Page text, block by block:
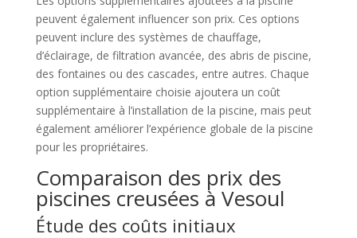
peuvent également influencer son prix. Ces options
peuvent inclure des systèmes de chauffage,
d’éclairage, de filtration avancée, des abris de piscine,
des fontaines ou des cascades, entre autres. Chaque
option supplémentaire choisie ajoutera un coût
supplémentaire à l’installation de la piscine, mais peut
également améliorer l’expérience globale de la piscine
pour les propriétaires.
Comparaison des prix des
piscines creusées à Vesoul
Étude des coûts initiaux